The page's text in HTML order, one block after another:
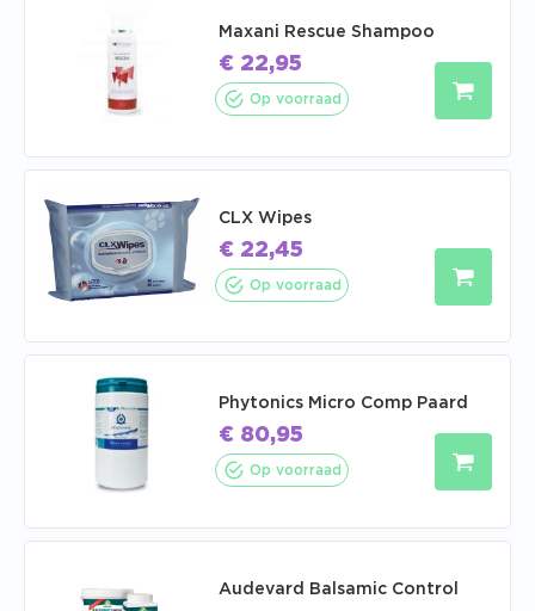
Maxani Rescue Shampoo
€ 22,95
Op voorraad
CLX Wipes
€ 22,45
Op voorraad
Phytonics Micro Comp Paard
€ 80,95
Op voorraad
Audevard Balsamic Control